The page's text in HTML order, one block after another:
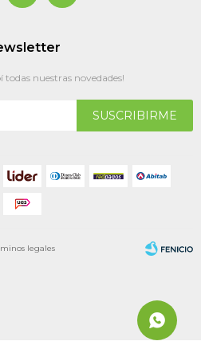
todas nuestras novedades!
SUSCRIBIRME
legales